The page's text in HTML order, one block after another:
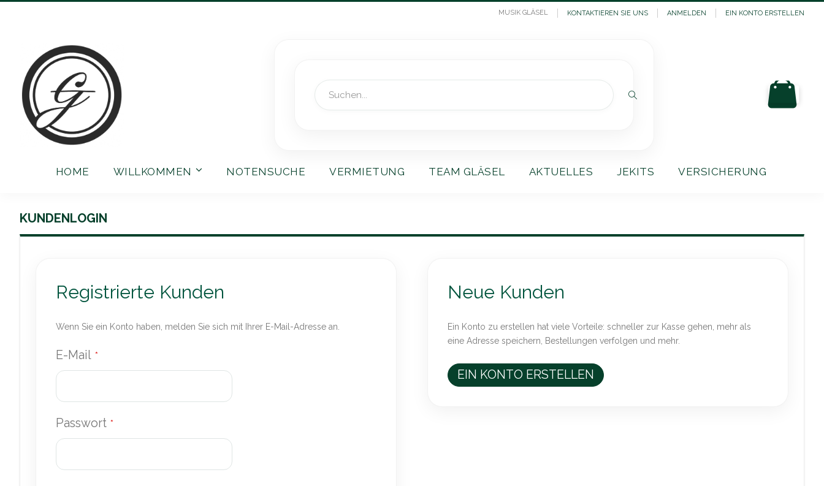
MUSIK GLÄSEL KONTAKTIEREN SIE UNS ANMELDEN EIN KONTO ERSTELLEN
Suche
HOME WILLKOMMEN NOTENSUCHE VERMIETUNG TEAM GLÄSEL AKTUELLES JEKITS VERSICHERUNG
KUNDENLOGIN
Registrierte Kunden
Wenn Sie ein Konto haben, melden Sie sich mit Ihrer E-Mail-Adresse an.
E-Mail
Passwort
Neue Kunden
Ein Konto zu erstellen hat viele Vorteile: schneller zur Kasse gehen, mehr als
eine Adresse speichern, Bestellungen verfolgen und mehr.
EIN KONTO ERSTELLEN